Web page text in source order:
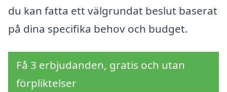
du kan fatta ett välgrundat beslut baserat
på dina specifika behov och budget.
Få 3 erbjudanden, gratis och utan
förpliktelser